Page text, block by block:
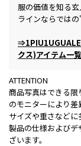
服の価値を知る
ラインならでは
クス)アイテム一
ATTENTION
商品写真はできる
のモニターにより差
サイズや重さなどに
製品の仕様および
ざいます。